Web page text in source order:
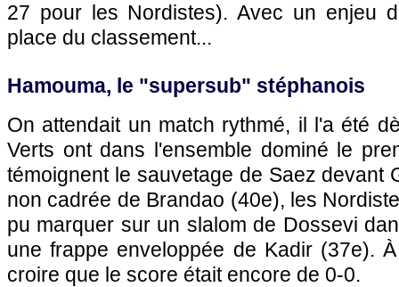
27 pour les Nordistes). Avec un enjeu
place du classement...
Hamouma, le "supersub" stéphanois
On attendait un match rythmé, il l'a été
Verts ont dans l'ensemble dominé le
témoignent le sauvetage de Saez devant
non cadrée de Brandao (40e), les
pu marquer sur un slalom de Dossevi
une frappe enveloppée de Kadir (37e).
croire que le score était encore de 0-0.